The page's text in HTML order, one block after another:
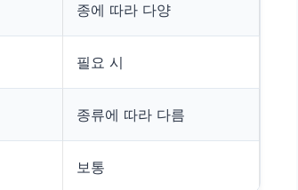
종에 따라 다양
필요 시
종류에 따라 다름
보통